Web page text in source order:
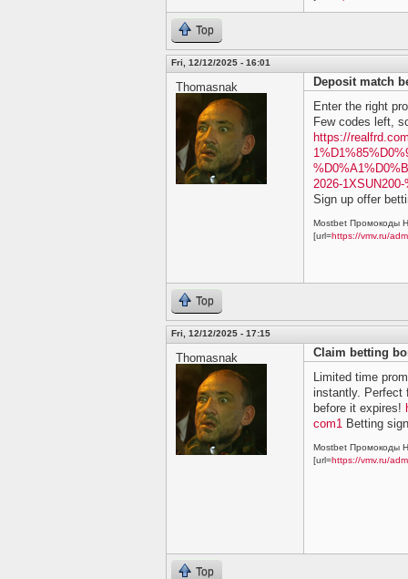
Top
Fri, 12/12/2025 - 16:01
Thomasnak
Deposit match
Enter the right
Few codes left,
https://
2026-
Sign up offer
Mostbet Промокоды
[url=https://vmv.ru/
Top
Fri, 12/12/2025 - 17:15
Thomasnak
Claim betting
Limited time
instantly. Perfect
before it expires!
com1 Betting
Mostbet Промокоды
[url=https://vmv.ru/
Top